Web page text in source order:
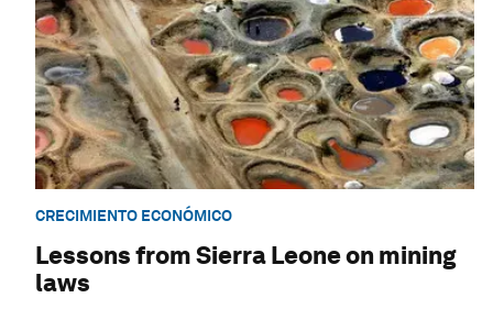
CRECIMIENTO ECONÓMICO
Lessons from Sierra Leone on mining
laws